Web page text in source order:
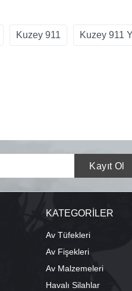
Kuzey 911 Kuzey 911
KATEGORİLER
Av Tüfekleri
Av Fişekleri
Av Malzemeleri
Havalı Silahlar